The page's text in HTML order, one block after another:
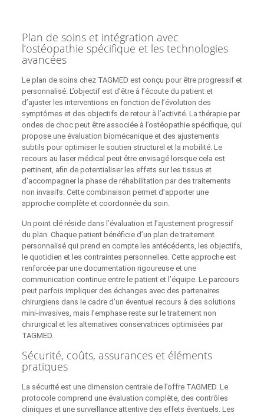
Plan de soins et intégration avec
l’ostéopathie spécifique et les technologies
avancées
Le plan de soins chez TAGMED est conçu pour être progressif et
personnalisé. L’objectif est d’être à l’écoute du patient et
d’ajuster les interventions en fonction de l’évolution des
symptômes et des objectifs de retour à l’activité. La thérapie par
ondes de choc peut être associée à l’ostéopathie spécifique, qui
propose une évaluation biomécanique et des ajustements
subtils pour optimiser le soutien structurel et la mobilité. Le
recours au laser médical peut être envisagé lorsque cela est
pertinent, afin de potentialiser les effets sur les tissus et
d’accompagner la phase de réhabilitation par des traitements
non invasifs. Cette combinaison permet d’apporter une
approche complète et coordonnée du soin.
Un point clé réside dans l’évaluation et l’ajustement progressif
du plan. Chaque patient bénéficie d’un plan de traitement
personnalisé qui prend en compte les antécédents, les objectifs,
le quotidien et les contraintes personnelles. Cette approche est
renforcée par une documentation rigoureuse et une
communication continue entre le patient et l’équipe. Le parcours
peut parfois impliquer des échanges avec des partenaires
chirurgiens dans le cadre d’un éventuel recours à des solutions
mini-invasives, mais l’emphase reste sur le traitement non
chirurgical et les alternatives conservatrices optimisées par
TAGMED.
Sécurité, coûts, assurances et éléments
pratiques
La sécurité est une dimension centrale de l’offre TAGMED. Le
protocole comprend une évaluation complète, des contrôles
cliniques et une surveillance attentive des effets éventuels. Les